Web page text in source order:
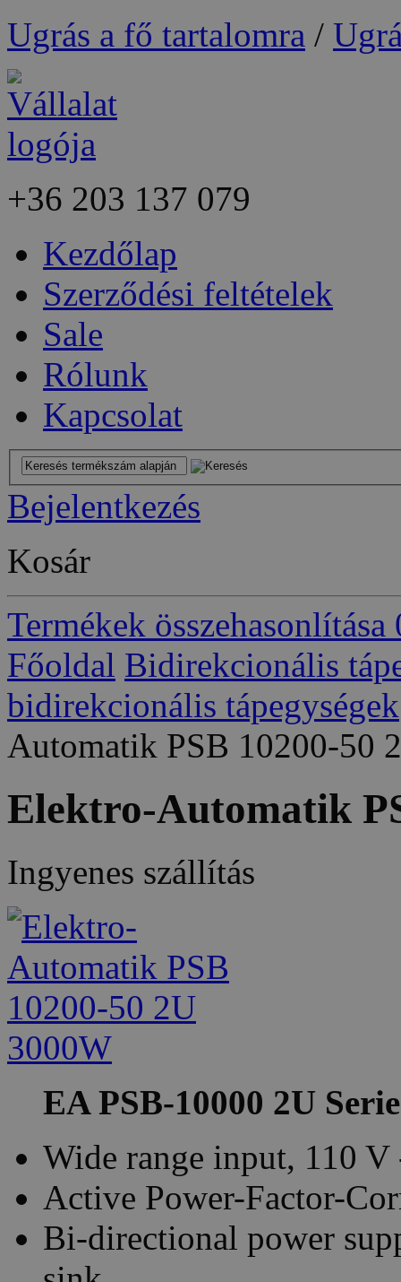
Ugrás a fő tartalomra /
+36 203 137 079
Kezdőlap
Szerződési feltételek
Sale
Rólunk
Kapcsolat
Bejelentkezés
Kosár
Termékek összehasonlítása
Főoldal Bidirekcionális
bidirekcionális tápegységek
Automatik PSB 10200-50
Elektro-Automatik
Ingyenes szállítás
EA PSB-10000 2U
Wide range input, 110
Active Power-Factor-
Bi-directional power